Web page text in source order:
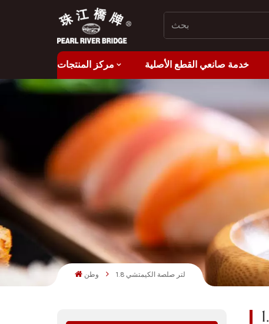
مركز المنتجات خدمة صانعي القطع الأصلية
وطن 1.8 لتر صلصة الكيمتشي